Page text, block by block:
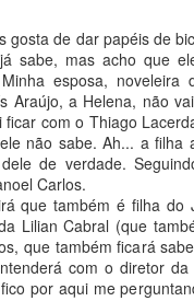
gosta de dar papéis de
sabe, mas acho que
esposa, noveleira
Araújo, a Helena, não
ficar com o Thiago
não sabe. Ah... a filha
de verdade.
Carlos.
que também é filha do
Lilian Cabral (que
que também ficará
com o diretor da
por aqui me